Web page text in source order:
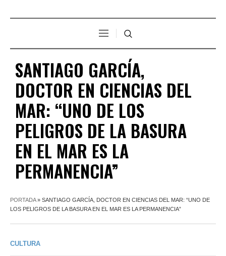
SANTIAGO GARCÍA,
DOCTOR EN CIENCIAS DEL
MAR: “UNO DE LOS
PELIGROS DE LA BASURA
EN EL MAR ES LA
PERMANENCIA”
PORTADA» SANTIAGO GARCÍA, DOCTOR EN CIENCIAS DEL MAR: “UNO DE
LOS PELIGROS DE LA BASURA EN EL MAR ES LA PERMANENCIA”
CULTURA